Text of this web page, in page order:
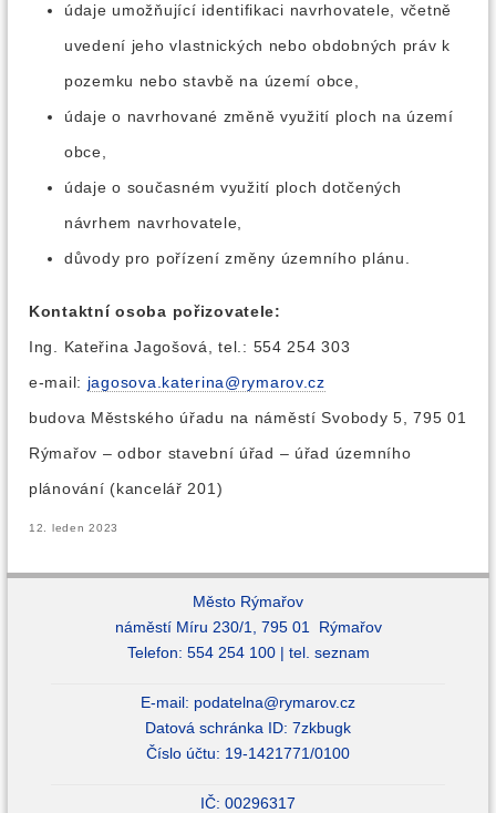
údaje umožňující identifikaci navrhovatele, včetně
uvedení jeho vlastnických nebo obdobných práv k
pozemku nebo stavbě na území obce,
údaje o navrhované změně využití ploch na území
obce,
údaje o současném využití ploch dotčených
návrhem navrhovatele,
důvody pro pořízení změny územního plánu.
Kontaktní osoba pořizovatele:
Ing. Kateřina Jagošová, tel.: 554 254 303
e-mail: jagosova.katerina@rymarov.cz
budova Městského úřadu na náměstí Svobody 5, 795 01
Rýmařov – odbor stavební úřad – úřad územního
plánování (kancelář 201)
12. leden 2023
Město Rýmařov
náměstí Míru 230/1, 795 01 Rýmařov
Telefon: 554 254 100 | tel. seznam
E-mail: podatelna@rymarov.cz
Datová schránka ID: 7zkbugk
Číslo účtu: 19-1421771/0100
IČ: 00296317